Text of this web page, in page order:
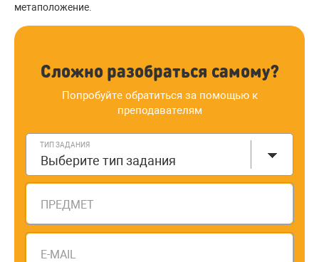
метаположение.
Сложно разобраться самому?
Попробуйте обратиться за помощью к
преподавателям
ТИП ЗАДАНИЯ
Выберите тип задания
ПРЕДМЕТ
E-MAIL